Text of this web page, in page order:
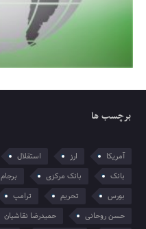
برچسب ها
آمریکا ارز استقلال
بانک
بانک مرکزی برجام
بورس
تحریم ترامپ
حسن روحانی
حمیدرضا نقاشیان